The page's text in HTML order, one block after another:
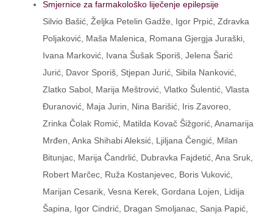
Smjernice za farmakološko liječenje epilepsije
Silvio Bašić, Željka Petelin Gadže, Igor Prpić, Zdravka
Poljaković, Maša Malenica, Romana Gjergja Juraški,
Ivana Marković, Ivana Šušak Sporiš, Jelena Šarić
Jurić, Davor Sporiš, Stjepan Jurić, Sibila Nanković,
Zlatko Sabol, Marija Meštrović, Vlatko Šulentić, Vlasta
Đuranović, Maja Jurin, Nina Barišić, Iris Zavoreo,
Zrinka Čolak Romić, Matilda Kovač Šižgorić, Anamarija
Mrđen, Anka Shihabi Aleksić, Ljiljana Čengić, Milan
Bitunjac, Marija Čandrlić, Dubravka Fajdetić, Ana Sruk,
Robert Marčec, Ruža Kostanjevec, Boris Vuković,
Marijan Cesarik, Vesna Kerek, Gordana Lojen, Lidija
Šapina, Igor Cindrić, Dragan Smoljanac, Sanja Papić,